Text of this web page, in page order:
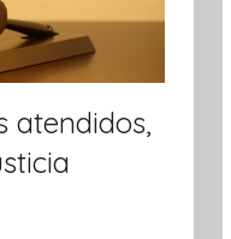
atendidos,